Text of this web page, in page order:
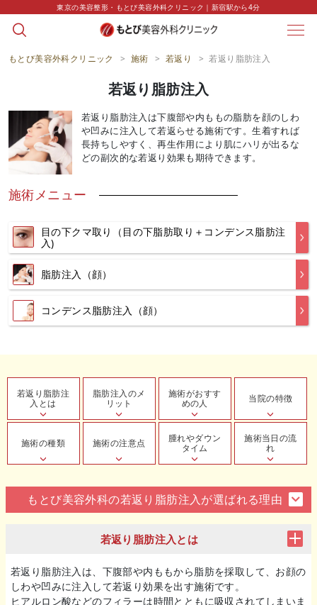
東京の美容整形・もとび美容外科クリニック｜新宿駅から4分
string(0) ""
もとび美容外科クリニック > 施術 > 若返り > 若返り脂肪注入
若返り脂肪注入
若返り脂肪注入は下腹部や内ももの脂肪を顔のしわ
や凹みに注入して若返らせる施術です。生着すれば
長持ちしやすく、再生作用により肌にハリが出るな
どの副次的な若返り効果も期待できます。
施術メニュー
目の下クマ取り（目の下脂肪取り＋コンデンス脂肪注
入)
脂肪注入（顔）
コンデンス脂肪注入（顔）
若返り脂肪注
入とは
脂肪注入のメ
リット
施術がおすす
めの人
当院の特徴
施術の種類 施術の注意点
腫れやダウン
タイム
施術当日の流
れ
もとび美容外科の若返り脂肪注入が選ばれる理由
若返り脂肪注入とは
若返り脂肪注入は、下腹部や内ももから脂肪を採取して、お顔の
しわや凹みに注入して若返り効果を出す施術です。
ヒアルロン酸などのフィラーは時間とともに吸収されてしまいま